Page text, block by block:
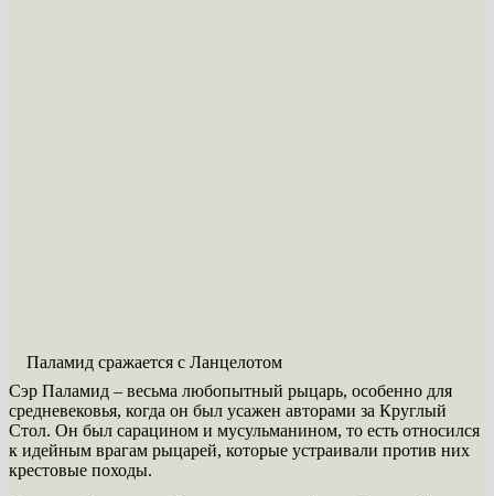
Паламид сражается с Ланцелотом
Сэр Паламид – весьма любопытный рыцарь, особенно для
средневековья, когда он был усажен авторами за Круглый
Стол. Он был сарацином и мусульманином, то есть относился
к идейным врагам рыцарей, которые устраивали против них
крестовые походы.